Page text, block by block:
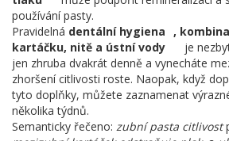
používání pasty.
Pravidelná dentální hygiena ,
kartáčku, nitě a ústní vody
je
jen zhruba dvakrát denně a vynecháte
zhoršení citlivosti roste. Naopak, když
tyto doplňky, můžete zaznamenat
několika týdnů.
Semanticky řečeno: zubní pasta citlivost